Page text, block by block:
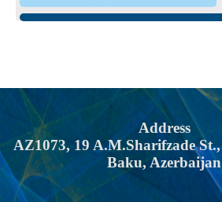
Address
AZ1073, 19 A.M.Sharifzade
Baku, Azerbaijan